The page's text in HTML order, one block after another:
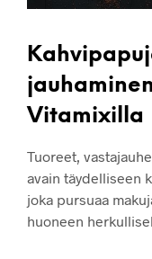
Vitamixilla
Tuoreet,
avain täydelliseen
joka pursuaa
huoneen